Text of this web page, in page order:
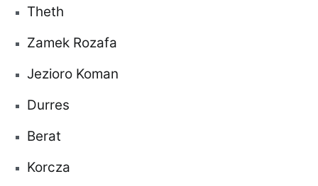
Theth
Zamek Rozafa
Jezioro Koman
Durres
Berat
Korcza